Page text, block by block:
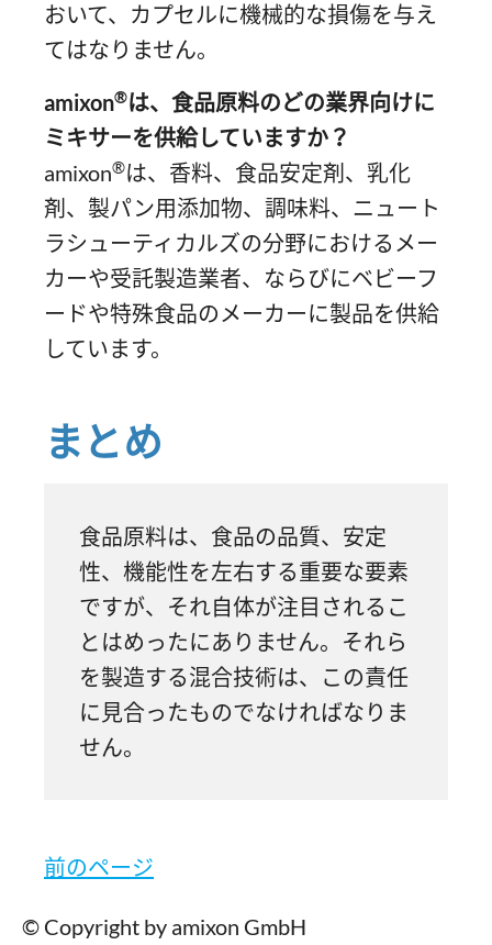
おいて、カプセルに機械的な損傷を与え
てはなりません。
amixon®は、食品原料のどの業界向けに
ミキサーを供給していますか？
amixon®は、香料、食品安定剤、乳化
剤、製パン用添加物、調味料、ニュート
ラシューティカルズの分野におけるメー
カーや受託製造業者、ならびにベビーフ
ードや特殊食品のメーカーに製品を供給
しています。
まとめ
食品原料は、食品の品質、安定
性、機能性を左右する重要な要素
ですが、それ自体が注目されるこ
とはめったにありません。それら
を製造する混合技術は、この責任
に見合ったものでなければなりま
せん。
前のページ
© Copyright by amixon GmbH